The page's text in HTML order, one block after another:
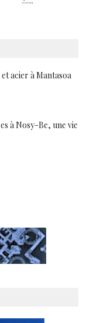
acier à Mantasoa
à Nosy-Be, une vie